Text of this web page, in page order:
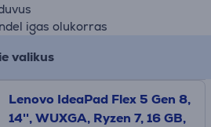
igas olukorras
valikus
Lenovo IdeaPad Flex 5 Gen 8,
14'', WUXGA, Ryzen 7, 16 GB,